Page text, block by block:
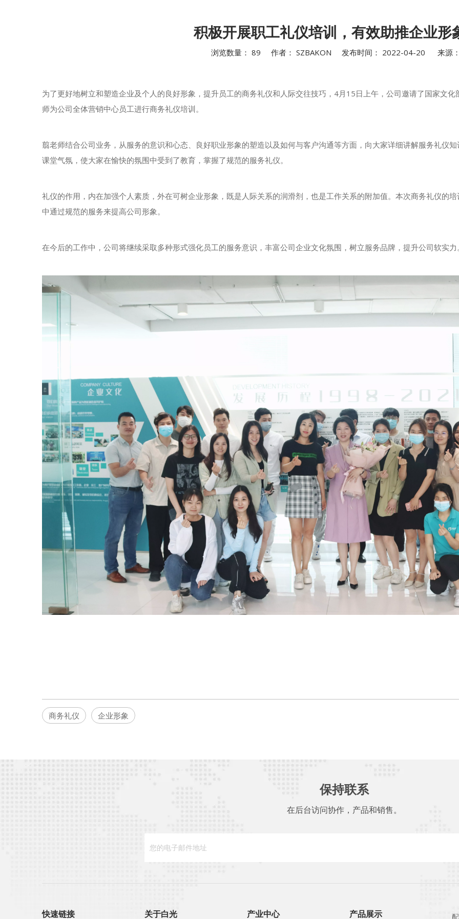
积极开展职工礼仪培训，有效助推企业形
浏览数量： 89 作者： SZBAKON 发布时间： 2022-04-20 来源：
为了更好地树立和塑造企业及个人的良好形象，提升员工的商务礼仪和人际交往技巧，4月15日上午，公司邀请了国家文
师为公司全体营销中心员工进行商务礼仪培训。
翦老师结合公司业务，从服务的意识和心态、良好职业形象的塑造以及如何与客户沟通等方面，向大家详细讲解服务礼仪
课堂气氛，使大家在愉快的氛围中受到了教育，掌握了规范的服务礼仪。
礼仪的作用，内在加强个人素质，外在可树企业形象，既是人际关系的润滑剂，也是工作关系的附加值。本次商务礼仪的
中通过规范的服务来提高公司形象。
在今后的工作中，公司将继续采取多种形式强化员工的服务意识，丰富公司企业文化氛围，树立服务品牌，提升公司软实力。
商务礼仪 企业形象
保持联系
在后台访问协作，产品和销售。
快速链接 关于白光 产业中心 产品展示